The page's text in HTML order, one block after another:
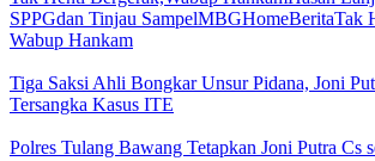
SPPGdan Tinjau SampelMBGHomeBeritaTak
Wabup Hankam
Tiga Saksi Ahli Bongkar Unsur Pidana, Joni
Tersangka Kasus ITE
Polres Tulang Bawang Tetapkan Joni Putra Cs